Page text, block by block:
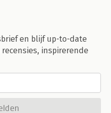
en blijf up-to-date
inspirerende